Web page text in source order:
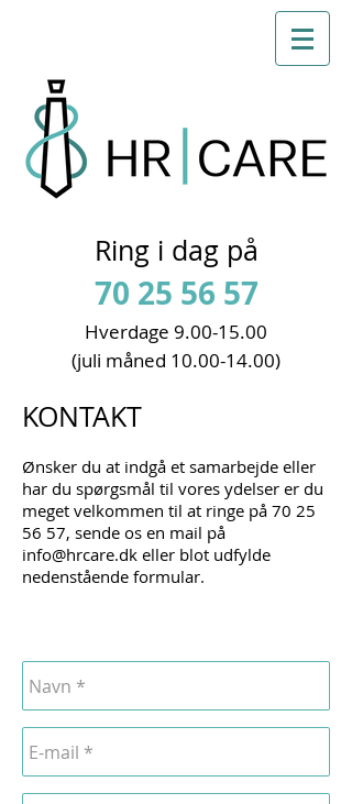
Ring i dag på
70 25 56 57
Hverdage 9.00-15.00
(juli måned 10.00-14.00)
KONTAKT
Ønsker du at indgå et samarbejde eller
har du spørgsmål til vores ydelser er du
meget velkommen til at ringe på 70 25
56 57, sende os en mail på
info@hrcare.dk eller blot udfylde
nedenstående formular.